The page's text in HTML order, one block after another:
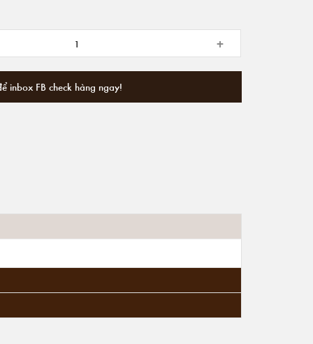
+
inbox FB check hàng ngay!